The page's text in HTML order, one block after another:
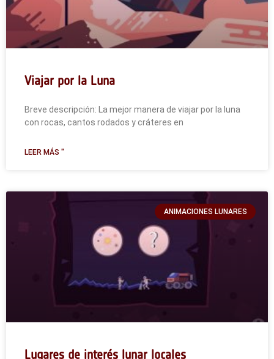
Viajar por la Luna
Breve descripción: La mejor manera de viajar por la luna
con rocas, cantos rodados y cráteres en
LEER MÁS "
ANIMACIONES LUNARES
Lugares de interés lunar locales